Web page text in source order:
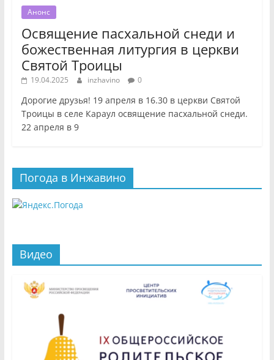
Анонс
Освящение пасхальной снеди и
божественная литургия в церкви
Святой Троицы
19.04.2025 inzhavino 0
Дорогие друзья! 19 апреля в 16.30 в церкви Святой
Троицы в селе Караул освящение пасхальной снеди.
22 апреля в 9
Погода в Инжавино
Видео